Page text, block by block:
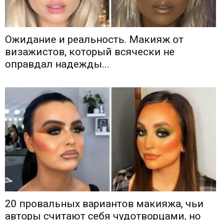
Ожидание и реальность. Макияж от
визажистов, который всячески не
оправдал надежды...
20 провальных вариантов макияжа, чьи
авторы считают себя чудотворцами, но